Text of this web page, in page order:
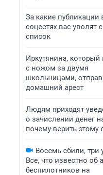
За какие публикации
соцсетях вас уволят
список
Иркутянина, который
с ножом за двумя
школьницами,
домашний арест
Людям приходят
о зачислении денег
почему верить этому
Восемь сбили, три
Все, что известно об
беспилотников на